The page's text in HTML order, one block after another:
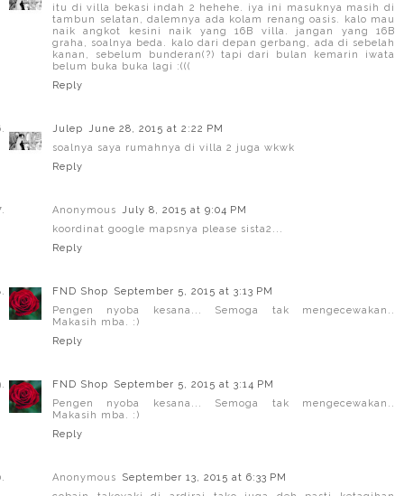
itu di villa bekasi indah 2 hehehe. iya ini masuknya masih di
tambun selatan, dalemnya ada kolam renang oasis. kalo mau
naik angkot kesini naik yang 16B villa. jangan yang 16B
graha, soalnya beda. kalo dari depan gerbang, ada di sebelah
kanan, sebelum bunderan(?) tapi dari bulan kemarin iwata
belum buka buka lagi :(((
Reply
Julep June 28, 2015 at 2:22 PM
soalnya saya rumahnya di villa 2 juga wkwk
Reply
Anonymous July 8, 2015 at 9:04 PM
koordinat google mapsnya please sista2...
Reply
FND Shop
September 5, 2015 at 3:13 PM
Pengen nyoba kesana... Semoga tak mengecewakan..
Makasih mba. :)
Reply
FND Shop
September 5, 2015 at 3:14 PM
Pengen nyoba kesana... Semoga tak mengecewakan..
Makasih mba. :)
Reply
Anonymous
September 13, 2015 at 6:33 PM